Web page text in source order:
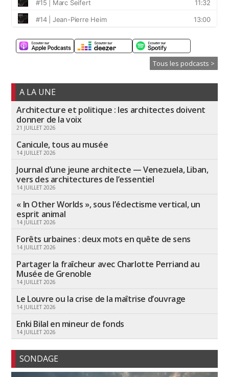
Tous les podcasts >
A LA UNE
Architecture et politique : les architectes doivent
donner de la voix
21 JUILLET 2026
Canicule, tous au musée
14 JUILLET 2026
Journal d’une jeune architecte — Venezuela, Liban,
vers des architectures de l’essentiel
14 JUILLET 2026
« In Other Worlds », sous l’éclectisme vertical, un
esprit animal
14 JUILLET 2026
Forêts urbaines : deux mots en quête de sens
14 JUILLET 2026
Partager la fraîcheur avec Charlotte Perriand au
Musée de Grenoble
14 JUILLET 2026
Le Louvre ou la crise de la maîtrise d’ouvrage
14 JUILLET 2026
Enki Bilal en mineur de fonds
14 JUILLET 2026
SONDAGE